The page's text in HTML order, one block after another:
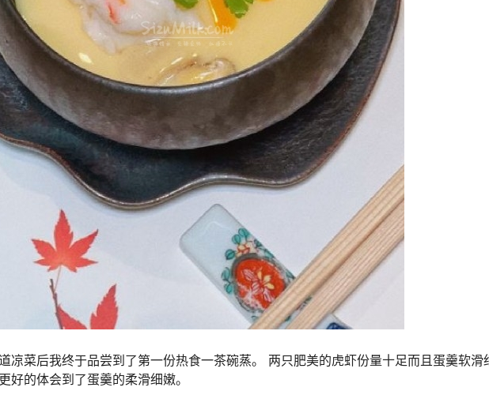
凉菜后我终于品尝到了第一份热食一茶碗蒸。 两只肥美的虎虾份量十足而且蛋羹软滑
好的体会到了蛋羹的柔滑细嫩。